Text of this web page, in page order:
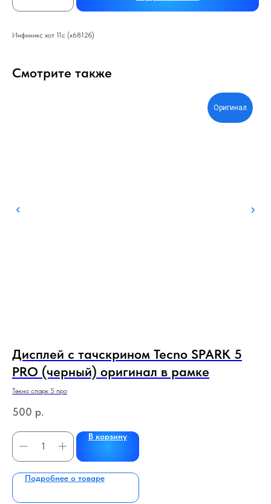
Инфиникс хот 11с (х6812б)
Смотрите также
Оригинал
Дисплей с тачскрином Tecno SPARK 5
PRO (черный) оригинал в рамке
Текно спарк 5 про
500 р.
В корзину
Подробнее о товаре